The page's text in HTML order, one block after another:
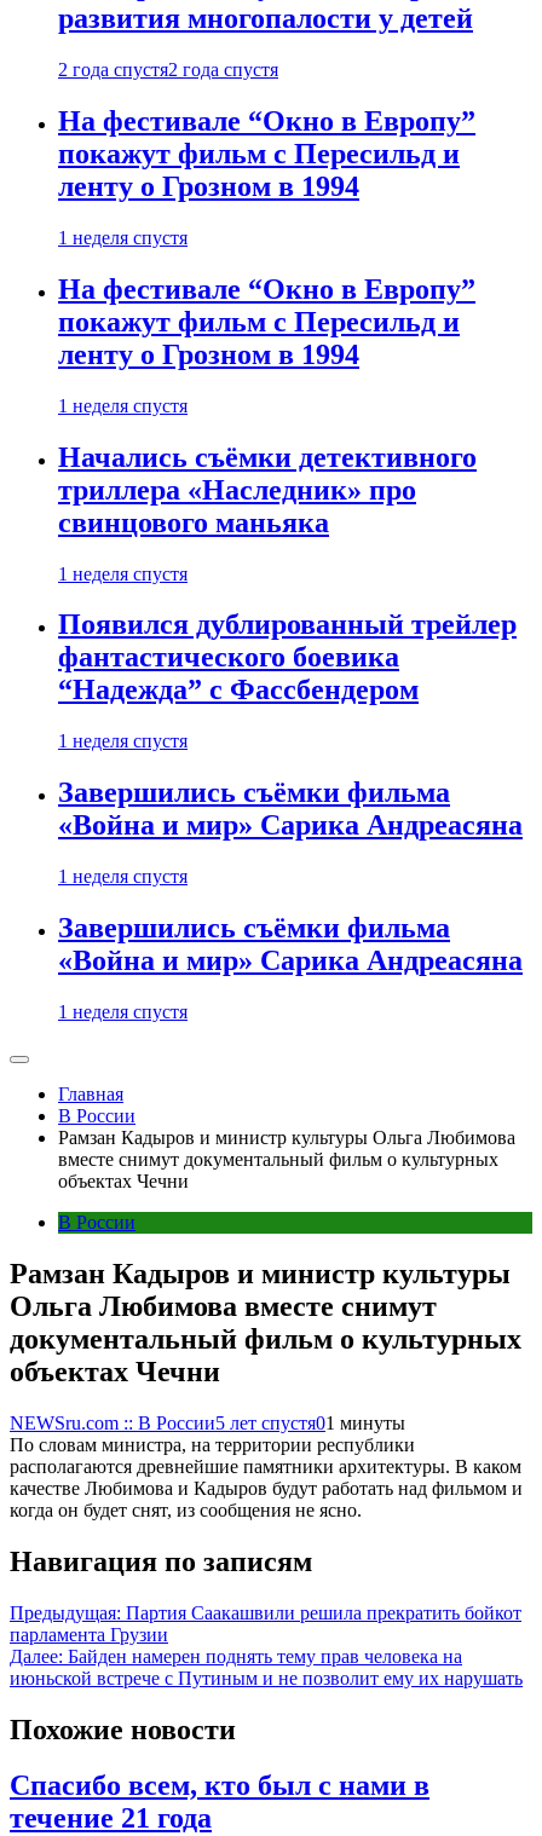
развития многопалости у детей
2 года спустя2 года спустя
На фестивале “Окно в Европу”
покажут фильм с Пересильд и
ленту о Грозном в 1994
1 неделя спустя
На фестивале “Окно в Европу”
покажут фильм с Пересильд и
ленту о Грозном в 1994
1 неделя спустя
Начались съёмки детективного
триллера «Наследник» про
свинцового маньяка
1 неделя спустя
Появился дублированный трейлер
фантастического боевика
“Надежда” с Фассбендером
1 неделя спустя
Завершились съёмки фильма
«Война и мир» Сарика Андреасяна
1 неделя спустя
Завершились съёмки фильма
«Война и мир» Сарика Андреасяна
1 неделя спустя
Главная
В России
Рамзан Кадыров и министр культуры Ольга Любимова
вместе снимут документальный фильм о культурных
объектах Чечни
В России
Рамзан Кадыров и министр культуры
Ольга Любимова вместе снимут
документальный фильм о культурных
объектах Чечни
NEWSru.com :: В России5 лет спустя01 минуты
По словам министра, на территории республики
располагаются древнейшие памятники архитектуры. В каком
качестве Любимова и Кадыров будут работать над фильмом и
когда он будет снят, из сообщения не ясно.
Навигация по записям
Предыдущая: Партия Саакашвили решила прекратить бойкот
парламента Грузии
Далее: Байден намерен поднять тему прав человека на
июньской встрече с Путиным и не позволит ему их нарушать
Похожие новости
Спасибо всем, кто был с нами в
течение 21 года